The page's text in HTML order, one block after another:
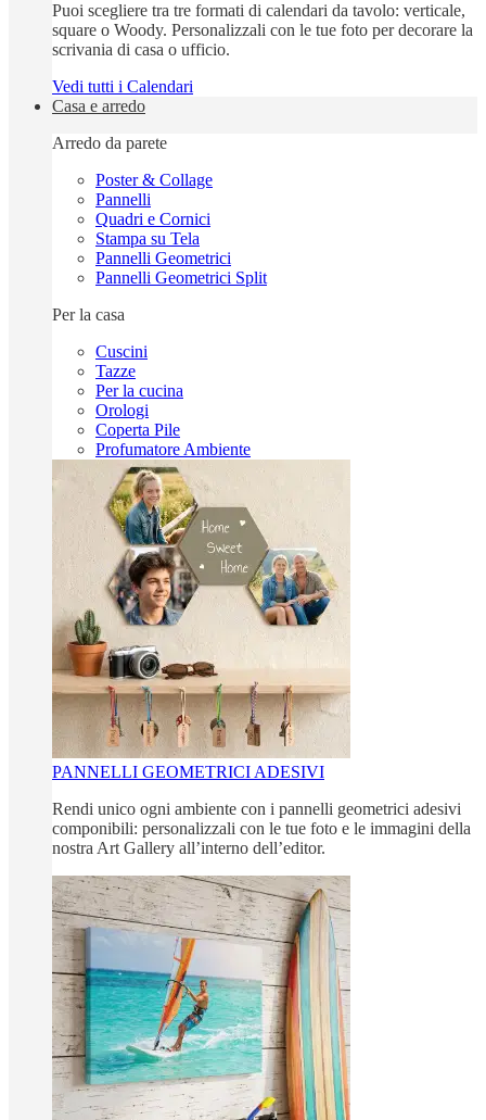
Puoi scegliere tra tre formati di calendari da tavolo: verticale,
square o Woody. Personalizzali con le tue foto per decorare la
scrivania di casa o ufficio.
Vedi tutti i Calendari
Casa e arredo
Arredo da parete
Poster & Collage
Pannelli
Quadri e Cornici
Stampa su Tela
Pannelli Geometrici
Pannelli Geometrici Split
Per la casa
Cuscini
Tazze
Per la cucina
Orologi
Coperta Pile
Profumatore Ambiente
PANNELLI GEOMETRICI ADESIVI
Rendi unico ogni ambiente con i pannelli geometrici adesivi
componibili: personalizzali con le tue foto e le immagini della
nostra Art Gallery all’interno dell’editor.